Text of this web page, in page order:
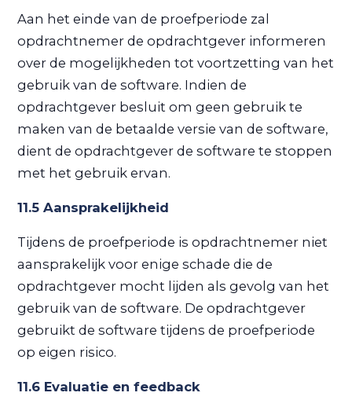
Aan het einde van de proefperiode zal
opdrachtnemer de opdrachtgever informeren
over de mogelijkheden tot voortzetting van het
gebruik van de software. Indien de
opdrachtgever besluit om geen gebruik te
maken van de betaalde versie van de software,
dient de opdrachtgever de software te stoppen
met het gebruik ervan.
11.5 Aansprakelijkheid
Tijdens de proefperiode is opdrachtnemer niet
aansprakelijk voor enige schade die de
opdrachtgever mocht lijden als gevolg van het
gebruik van de software. De opdrachtgever
gebruikt de software tijdens de proefperiode
op eigen risico.
11.6 Evaluatie en feedback